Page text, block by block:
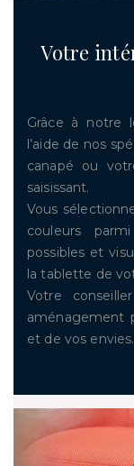
Votre
Grâce à notre
l’aide de nos
canapé ou
saisissant.
Vous
couleurs
possibles et
la tablette de
Votre
aménagement
et de vos envies.